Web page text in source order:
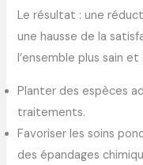
Le résultat : une
une hausse de la
l’ensemble plus sain
Planter des espèces
traitements.
Favoriser les soins
des épandages